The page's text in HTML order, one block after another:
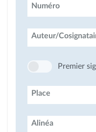
Numéro
Auteur/
Premier
Place
Alinéa